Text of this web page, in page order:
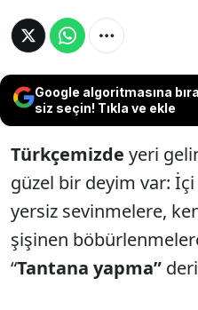
Google algoritmasına
siz seçin! Tıkla ve ekle
Türkçemizde yeri
güzel bir deyim var:
yersiz sevinmelere,
şişinen
“Tantana yapma”